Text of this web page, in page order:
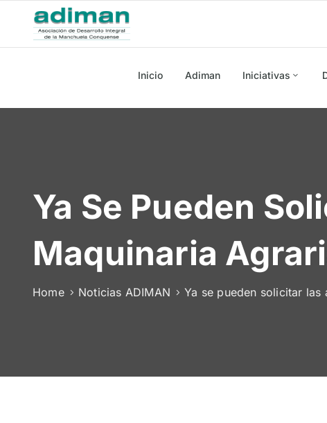
Inicio Adiman Iniciativas
Ya Se Pueden
Maquinaria
Home Noticias ADIMAN Ya se pueden solicitar las